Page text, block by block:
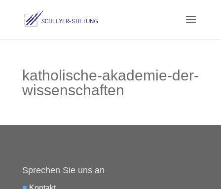
katholische-akademie-der-
wissenschaften
Sprechen Sie uns an